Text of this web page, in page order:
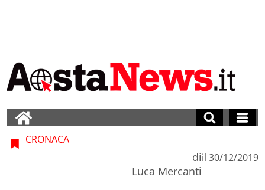
CRONACA
di
Luca Mercanti
il 30/12/2019